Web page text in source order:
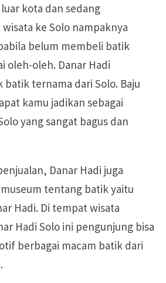
kota dan sedang
ke Solo nampaknya
belum membeli batik
oleh-oleh. Danar Hadi
ternama dari Solo. Baju
kamu jadikan sebagai
yang sangat bagus dan
Danar Hadi juga
tentang batik yaitu
Hadi. Di tempat wisata
Hadi Solo ini pengunjung bisa
berbagai macam batik dari